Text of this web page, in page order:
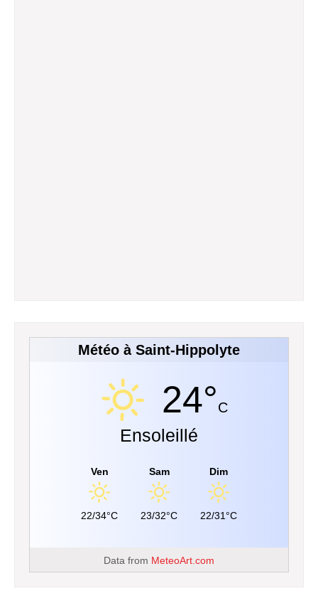
Météo à Saint-Hippolyte
24°C
Ensoleillé
Ven
22/34°C
Sam
23/32°C
Dim
22/31°C
Data from MeteoArt.com